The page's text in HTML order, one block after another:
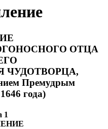
ОТЦА
ЧУДОТВОРЦА,
Премудрым
года)
1